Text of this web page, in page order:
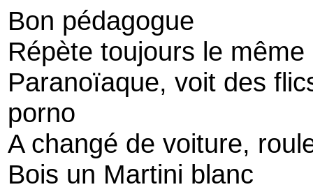
Bon pédagogue
Répète toujours le
Paranoïaque, voit des
porno
A changé de voiture,
Bois un Martini blanc